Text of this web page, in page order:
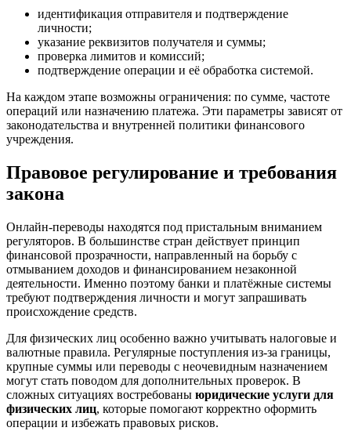
идентификация отправителя и подтверждение
личности;
указание реквизитов получателя и суммы;
проверка лимитов и комиссий;
подтверждение операции и её обработка системой.
На каждом этапе возможны ограничения: по сумме, частоте
операций или назначению платежа. Эти параметры зависят от
законодательства и внутренней политики финансового
учреждения.
Правовое регулирование и требования
закона
Онлайн-переводы находятся под пристальным вниманием
регуляторов. В большинстве стран действует принцип
финансовой прозрачности, направленный на борьбу с
отмыванием доходов и финансированием незаконной
деятельности. Именно поэтому банки и платёжные системы
требуют подтверждения личности и могут запрашивать
происхождение средств.
Для физических лиц особенно важно учитывать налоговые и
валютные правила. Регулярные поступления из-за границы,
крупные суммы или переводы с неочевидным назначением
могут стать поводом для дополнительных проверок. В
сложных ситуациях востребованы юридические услуги для
физических лиц, которые помогают корректно оформить
операции и избежать правовых рисков.